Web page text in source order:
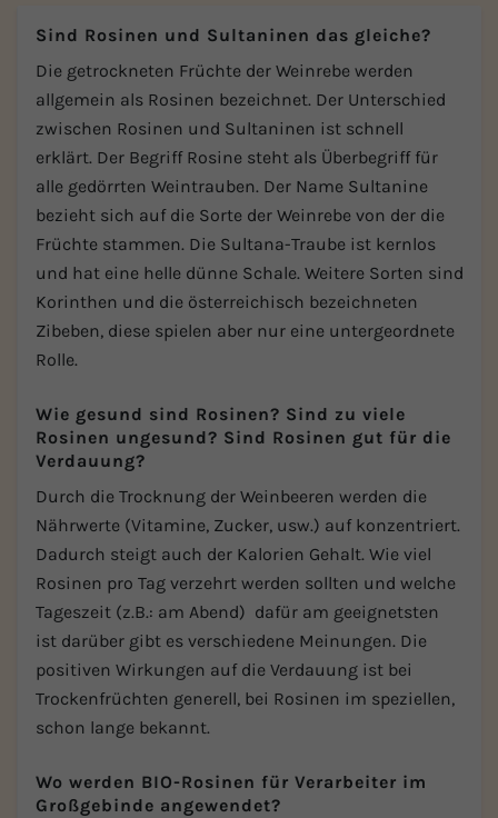
Sind Rosinen und Sultaninen das gleiche?
Die getrockneten Früchte der Weinrebe werden
allgemein als Rosinen bezeichnet. Der Unterschied
zwischen Rosinen und Sultaninen ist schnell
erklärt. Der Begriff Rosine steht als Überbegriff für
alle gedörrten Weintrauben. Der Name Sultanine
bezieht sich auf die Sorte der Weinrebe von der die
Früchte stammen. Die Sultana-Traube ist kernlos
und hat eine helle dünne Schale. Weitere Sorten sind
Korinthen und die österreichisch bezeichneten
Zibeben, diese spielen aber nur eine untergeordnete
Rolle.
Wie gesund sind Rosinen? Sind zu viele
Rosinen ungesund? Sind Rosinen gut für die
Verdauung?
Durch die Trocknung der Weinbeeren werden die
Nährwerte (Vitamine, Zucker, usw.) auf konzentriert.
Dadurch steigt auch der Kalorien Gehalt. Wie viel
Rosinen pro Tag verzehrt werden sollten und welche
Tageszeit (z.B.: am Abend) dafür am geeignetsten
ist darüber gibt es verschiedene Meinungen. Die
positiven Wirkungen auf die Verdauung ist bei
Trockenfrüchten generell, bei Rosinen im speziellen,
schon lange bekannt.
Wo werden BIO-Rosinen für Verarbeiter im
Großgebinde angewendet?